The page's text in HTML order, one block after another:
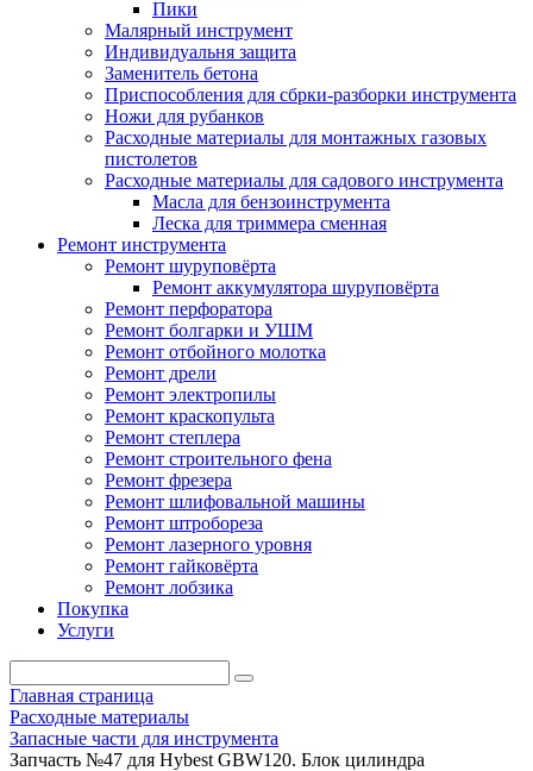
Пики
Малярный инструмент
Индивидуальня защита
Заменитель бетона
Приспособления для сбрки-разборки инструмента
Ножи для рубанков
Расходные материалы для монтажных газовых
пистолетов
Расходные материалы для садового инструмента
Масла для бензоинструмента
Леска для триммера сменная
Ремонт инструмента
Ремонт шуруповёрта
Ремонт аккумулятора шуруповёрта
Ремонт перфоратора
Ремонт болгарки и УШМ
Ремонт отбойного молотка
Ремонт дрели
Ремонт электропилы
Ремонт краскопульта
Ремонт степлера
Ремонт строительного фена
Ремонт фрезера
Ремонт шлифовальной машины
Ремонт штробореза
Ремонт лазерного уровня
Ремонт гайковёрта
Ремонт лобзика
Покупка
Услуги
Главная страница
Расходные материалы
Запасные части для инструмента
Запчасть №47 для Hybest GBW120. Блок цилиндра